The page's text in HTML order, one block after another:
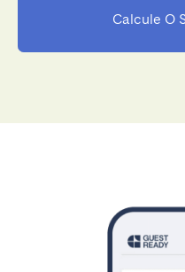
Calcule O